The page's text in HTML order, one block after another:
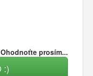
prosím...
:)